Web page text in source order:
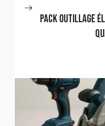
Pack outillage